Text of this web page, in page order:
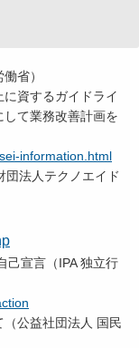
省）
資するガイドライ
て業務改善計画を
information.html
団法人テクノエイド
己宣言（IPA 独立行
公益社団法人 国民